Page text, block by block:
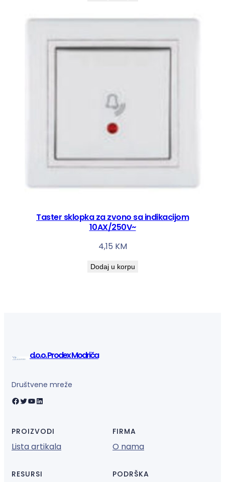
Taster sklopka za zvono sa indikacijom
10AX/250V~
4,15 KM
Dodaj u korpu
d.o.o. Prodex Modriča
Društvene mreže
Facebook Twitter YouTube LinkedIn
PROIZVODI
Lista artikala
FIRMA
O nama
RESURSI PODRŠKA